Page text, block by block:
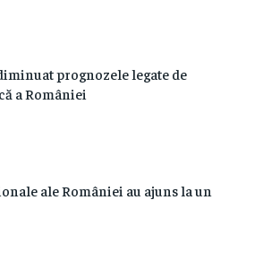
prognozele legate de
a României
ale României au ajuns la un